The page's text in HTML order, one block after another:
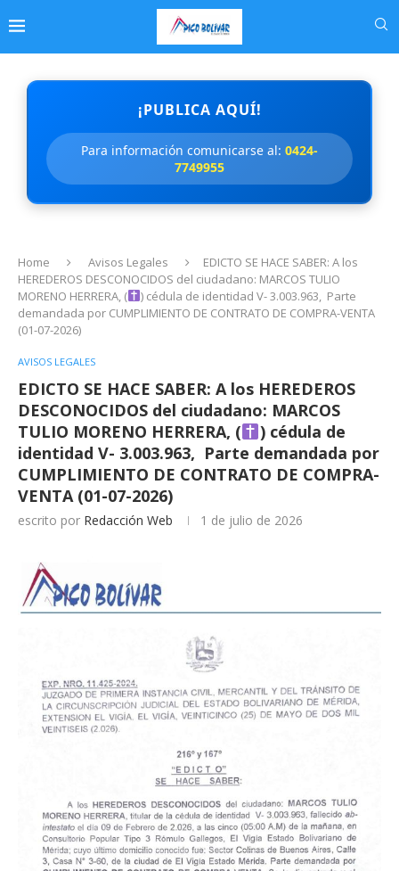
¡PUBLICA AQUÍ!
Para información comunicarse al: 0424-
7749955
Home Avisos Legales
EDICTO SE HACE SABER: A los
HEREDEROS DESCONOCIDOS del ciudadano: MARCOS TULIO
MORENO HERRERA, (
) cédula de identidad V- 3.003.963, Parte
demandada por CUMPLIMIENTO DE CONTRATO DE COMPRA-VENTA
(01-07-2026)
AVISOS LEGALES
EDICTO SE HACE SABER: A los HEREDEROS
DESCONOCIDOS del ciudadano: MARCOS
TULIO MORENO HERRERA, (
) cédula de
identidad V- 3.003.963, Parte demandada por
CUMPLIMIENTO DE CONTRATO DE COMPRA-
VENTA (01-07-2026)
escrito por Redacción Web 1 de julio de 2026